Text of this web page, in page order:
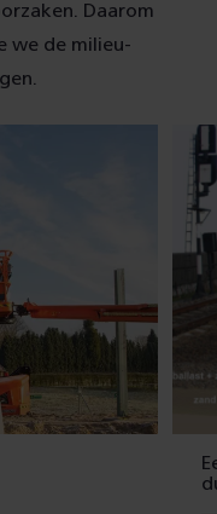
Daarom
we de milieu-